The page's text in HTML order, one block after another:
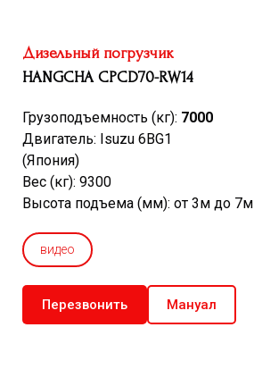
Дизельный погрузчик
HANGCHA CPCD70-RW14
Грузоподъемность (кг): 7000
Двигатель: Isuzu 6BG1
(Япония)
Вес (кг): 9300
Высота подъема (мм): от 3м до 7м
видео
Перезвонить Мануал